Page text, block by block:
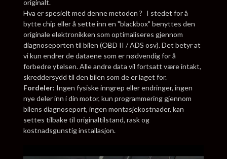
originalt.
Hva er spesielt med denne metoden ? I stedet for å
bytte chip eller å sette inn en "blackbox" benyttes den
originale elektronikken som optimaliseres gjennom
diagnoseporten til bilen (OBD II / ADS osv). Det betyr at
vi kun endrer de dataene som er nødvendig for å
forbedre ytelsen. Alle andre data vil fortsatt være intakt,
skreddersydd til den bilen som de er laget for.
Fordeler: Ingen fysiske inngrep eller endringer, ingen
nye deler inn i din motor, kun programmering gjennom
bilens diagnoseport, ingen montasjekostnader, kan
settes tilbake til originaltilstand, rask og
kostnadsgunstig installasjon.